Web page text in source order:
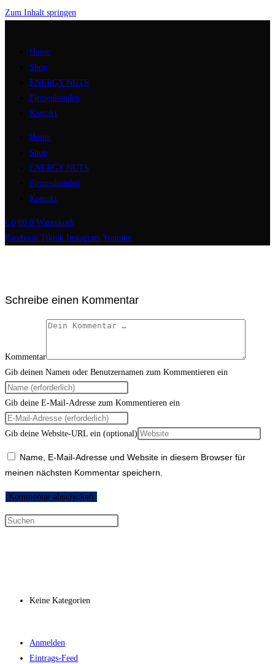
Zum Inhalt springen
Home
Shop
ENERGY NUTS
Firmenkunden
Kontakt
Home
Shop
ENERGY NUTS
Firmenkunden
Kontakt
€ 0,00 0 Warenkorb
Facebook Tiktok Instagram Youtube
Schreibe einen Kommentar
Kommentar
Gib deinen Namen oder Benutzernamen zum Kommentieren ein
Gib deine E-Mail-Adresse zum Kommentieren ein
Gib deine Website-URL ein (optional)
Name, E-Mail-Adresse und Website in diesem Browser für
meinen nächsten Kommentar speichern.
Keine Kategorien
Anmelden
Eintrags-Feed